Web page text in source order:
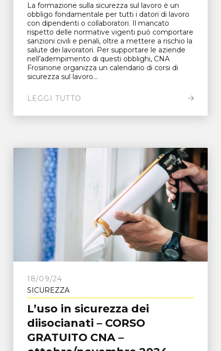
La formazione sulla sicurezza sul lavoro è un
obbligo fondamentale per tutti i datori di lavoro
con dipendenti o collaboratori. Il mancato
rispetto delle normative vigenti può comportare
sanzioni civili e penali, oltre a mettere a rischio la
salute dei lavoratori. Per supportare le aziende
nell’adempimento di questi obblighi, CNA
Frosinone organizza un calendario di corsi di
sicurezza sul lavoro...
LEGGI TUTTO
18/09/24
SICUREZZA
L’uso in sicurezza dei
diisocianati – CORSO
GRATUITO CNA –